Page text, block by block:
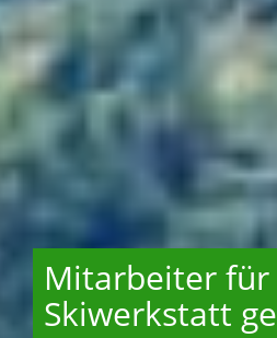
Mitarbeiter für
Skiwerkstatt